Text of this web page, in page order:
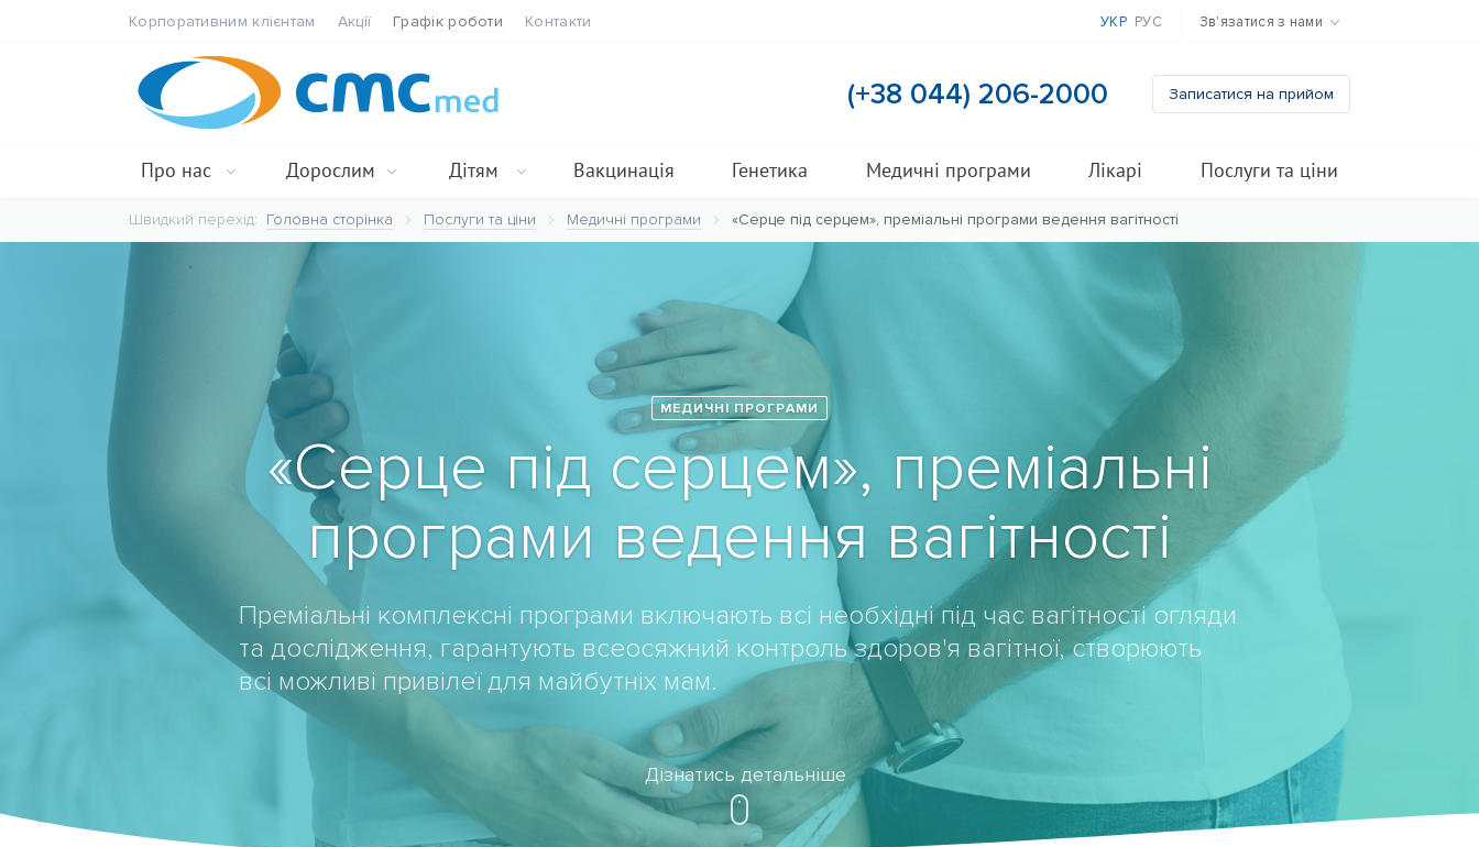
Корпоративним клієнтам Акції Графік роботи Контакти УКР РУС Зв'язатися з нами
(+38 044) 206-2000 Записатися на прийом
Про нас Дорослим Дітям Вакцинація Генетика Медичні програми Лікарі Послуги та ціни
Швидкий перехід: Головна сторінка Послуги та ціни Медичні програми «Серце під серцем», преміальні програми ведення вагітності
МЕДИЧНІ ПРОГРАМИ
«Серце під серцем», преміальні
програми ведення вагітності
Преміальні комплексні програми включають всі необхідні під час вагітності огляди
та дослідження, гарантують всеосяжний контроль здоров'я вагітної, створюють
всі можливі привілеї для майбутніх мам.
Дізнатись детальніше